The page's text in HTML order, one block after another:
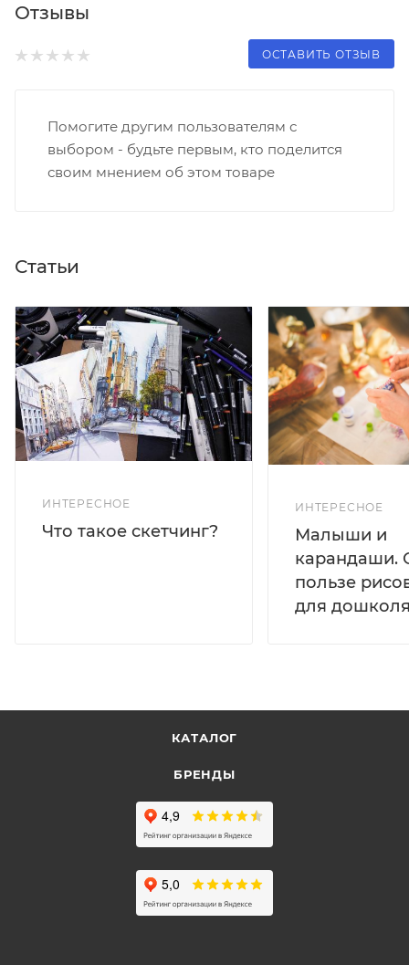
Отзывы
ОСТАВИТЬ ОТЗЫВ
Помогите другим пользователям с
выбором - будьте первым, кто поделится
своим мнением об этом товаре
Статьи
ИНТЕРЕСНОЕ
Что такое скетчинг?
ИНТЕРЕСНОЕ
Малыши и
карандаши.
пользе
для
КАТАЛОГ
БРЕНДЫ